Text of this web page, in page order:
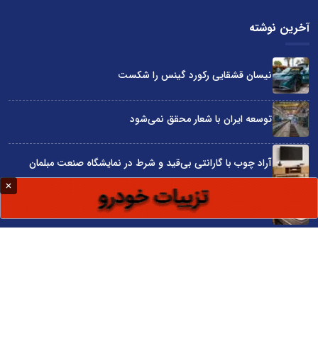
آخرین نوشته
نیسان قشقایی رکورد گینس را شکست
توسعه ایران با شعار محقق نمی‌شود
آراد چوب با گارانتی بی‌قید و شرط در نمایشگاه صنعت مبلمان